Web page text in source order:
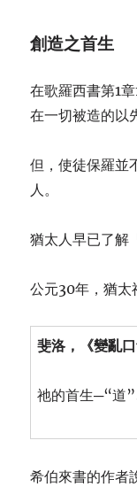
創造之首生
在歌羅西書第1
在一切被造的以
但，使徒保羅並
人。
猶太人早已了解
公元30年，猶太
斐洛，《變亂
祂的首生─“道
希伯來書的作者